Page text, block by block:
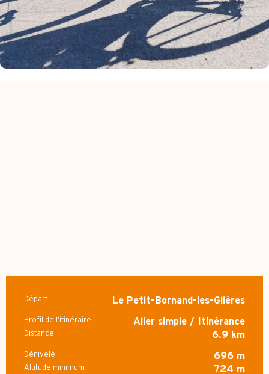
Informations pratiques
Départ Le Petit-Bornand-les-Glières
Profil de l’itinéraire Aller simple / Itinérance
Distance 6.9 km
Dénivelé 696 m
Altitude minimum 724 m